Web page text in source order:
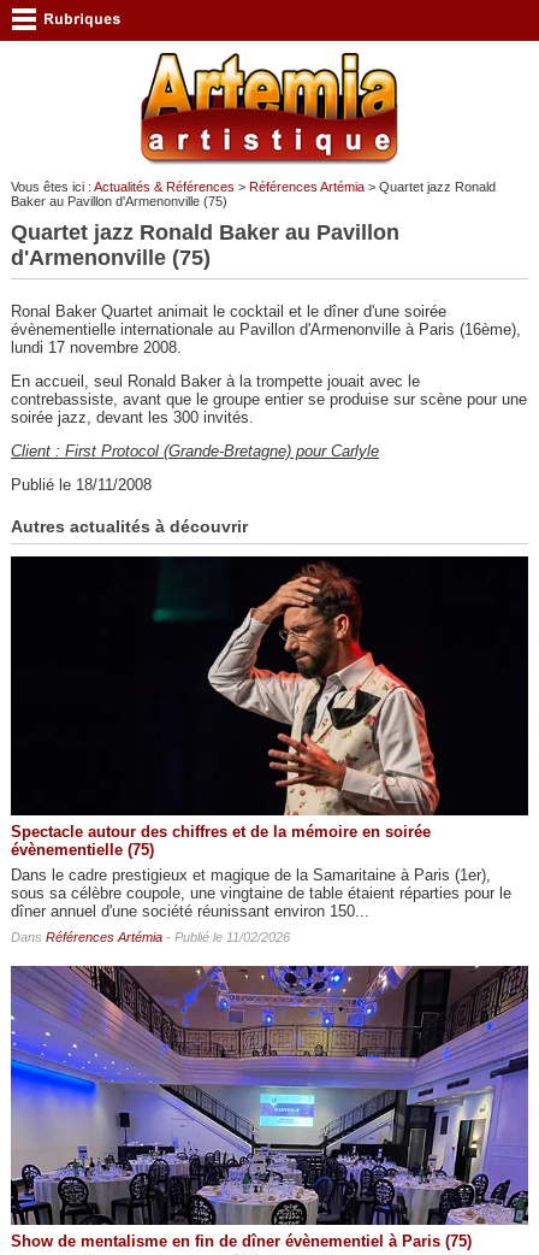
Vous êtes ici : Actualités & Références > Références Artémia> Quartet jazz Ronald
Baker au Pavillon d'Armenonville (75)
Quartet jazz Ronald Baker au Pavillon
d'Armenonville (75)
Ronal Baker Quartet animait le cocktail et le dîner d'une soirée
évènementielle internationale au Pavillon d'Armenonville à Paris (16ème),
lundi 17 novembre 2008.
En accueil, seul Ronald Baker à la trompette jouait avec le
contrebassiste, avant que le groupe entier se produise sur scène pour une
soirée jazz, devant les 300 invités.
Client : First Protocol (Grande-Bretagne) pour Carlyle
Publié le 18/11/2008
Autres actualités à découvrir
Spectacle autour des chiffres et de la mémoire en soirée
évènementielle (75)
Dans le cadre prestigieux et magique de la Samaritaine à Paris (1er),
sous sa célèbre coupole, une vingtaine de table étaient réparties pour le
dîner annuel d'une société réunissant environ 150...
Dans Références Artémia- Publié le 11/02/2026
Show de mentalisme en fin de dîner évènementiel à Paris (75)